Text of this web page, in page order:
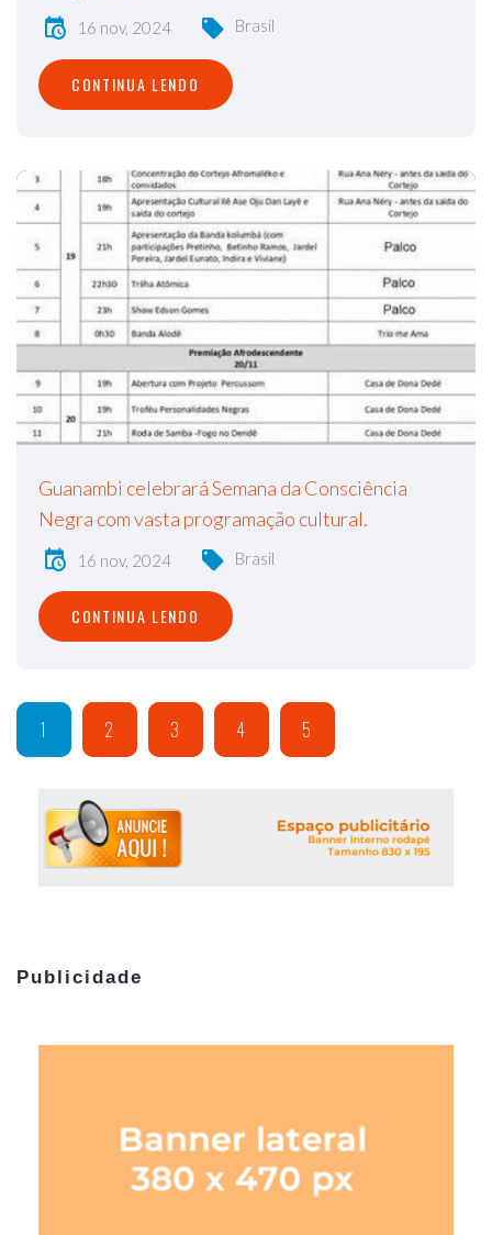
16 nov, 2024 Brasil
CONTINUA LENDO
Guanambi celebrará Semana da Consciência
Negra com vasta programação cultural.
16 nov, 2024 Brasil
CONTINUA LENDO
1 2 3 4 5
Publicidade